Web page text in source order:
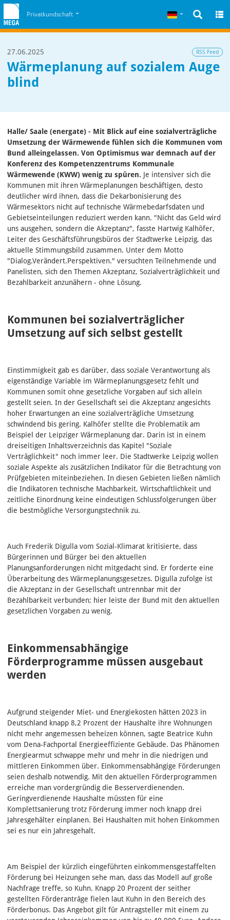
Zum Cookiehinweis
Privatkundschaft Deutsch
27.06.2025 RSS Feed
Wärmeplanung auf sozialem Auge
blind
Halle/ Saale (energate) - Mit Blick auf eine sozialverträgliche
Umsetzung der Wärmewende fühlen sich die Kommunen vom
Bund alleingelassen. Von Optimismus war demnach auf der
Konferenz des Kompetenzzentrums Kommunale
Wärmewende (KWW) wenig zu spüren. Je intensiver sich die
Kommunen mit ihren Wärmeplanungen beschäftigen, desto
deutlicher wird ihnen, dass die Dekarbonisierung des
Wärmesektors nicht auf technische Wärmebedarfsdaten und
Gebietseinteilungen reduziert werden kann. "Nicht das Geld wird
uns ausgehen, sondern die Akzeptanz", fasste Hartwig Kalhöfer,
Leiter des Geschäftsführungsbüros der Stadtwerke Leipzig, das
aktuelle Stimmungsbild zusammen. Unter dem Motto
"Dialog.Verändert.Perspektiven." versuchten Teilnehmende und
Panelisten, sich den Themen Akzeptanz, Sozialverträglichkeit und
Bezahlbarkeit anzunähern - ohne Lösung.
Kommunen bei sozialverträglicher
Umsetzung auf sich selbst gestellt
Einstimmigkeit gab es darüber, dass soziale Verantwortung als
eigenständige Variable im Wärmeplanungsgesetz fehlt und
Kommunen somit ohne gesetzliche Vorgaben auf sich allein
gestellt seien. In der Gesellschaft sei die Akzeptanz angesichts
hoher Erwartungen an eine sozialverträgliche Umsetzung
schwindend bis gering. Kalhöfer stellte die Problematik am
Beispiel der Leipziger Wärmeplanung dar. Darin ist in einem
dreiseitigen Inhaltsverzeichnis das Kapitel "Soziale
Verträglichkeit" noch immer leer. Die Stadtwerke Leipzig wollen
soziale Aspekte als zusätzlichen Indikator für die Betrachtung von
Prüfgebieten miteinbeziehen. In diesen Gebieten ließen nämlich
die Indikatoren technische Machbarkeit, Wirtschaftlichkeit und
zeitliche Einordnung keine eindeutigen Schlussfolgerungen über
die bestmögliche Versorgungstechnik zu.
Auch Frederik Digulla vom Sozial-Klimarat kritisierte, dass
Bürgerinnen und Bürger bei den aktuellen
Planungsanforderungen nicht mitgedacht sind. Er forderte eine
Überarbeitung des Wärmeplanungsgesetzes. Digulla zufolge ist
die Akzeptanz in der Gesellschaft untrennbar mit der
Bezahlbarkeit verbunden; hier leiste der Bund mit den aktuellen
gesetzlichen Vorgaben zu wenig.
Einkommensabhängige
Förderprogramme müssen ausgebaut
werden
Aufgrund steigender Miet- und Energiekosten hätten 2023 in
Deutschland knapp 8,2 Prozent der Haushalte ihre Wohnungen
nicht mehr angemessen beheizen können, sagte Beatrice Kuhn
vom Dena-Fachportal Energieeffiziente Gebäude. Das Phänomen
Energiearmut schwappe mehr und mehr in die niedrigen und
mittleren Einkommen über. Einkommensabhängige Förderungen
seien deshalb notwendig. Mit den aktuellen Förderprogrammen
erreiche man vordergründig die Besserverdienenden.
Geringverdienende Haushalte müssten für eine
Komplettsanierung trotz Förderung immer noch knapp drei
Jahresgehälter einplanen. Bei Haushalten mit hohen Einkommen
sei es nur ein Jahresgehalt.
Am Beispiel der kürzlich eingeführten einkommensgestaffelten
Förderung bei Heizungen sehe man, dass das Modell auf große
Nachfrage treffe, so Kuhn. Knapp 20 Prozent der seither
gestellten Förderanträge fielen laut Kuhn in den Bereich des
Förderbonus. Das Angebot gilt für Antragsteller mit einem zu